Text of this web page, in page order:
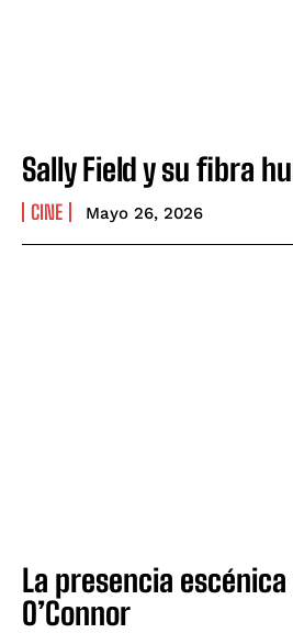
Sally Field y su fibra
CINE Mayo 26, 2026
La presencia
O’Connor